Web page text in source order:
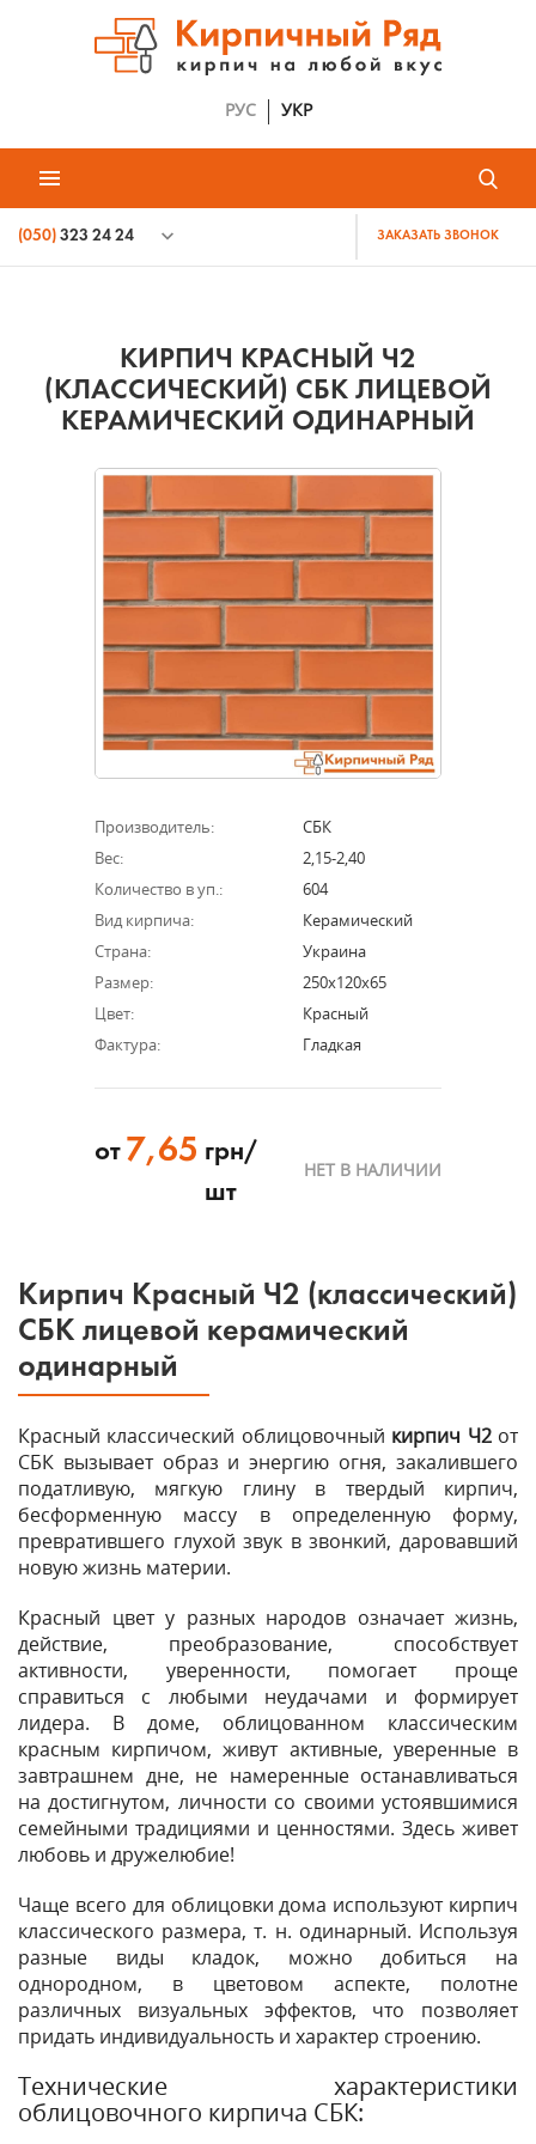
РУС УКР
(050) 323 24 24 ЗАКАЗАТЬ ЗВОНОК
КИРПИЧ КРАСНЫЙ Ч2
(КЛАССИЧЕСКИЙ) СБК ЛИЦЕВОЙ
КЕРАМИЧЕСКИЙ ОДИНАРНЫЙ
Производитель:
СБК
Вес:
2,15-2,40
Количество в уп.:
604
Вид кирпича:
Керамический
Страна:
Украина
Размер:
250х120х65
Цвет:
Красный
Фактура:
Гладкая
от 7,65 грн/
шт
НЕТ В НАЛИЧИИ
Кирпич Красный Ч2 (классический)
СБК лицевой керамический
одинарный
Красный классический облицовочный кирпич Ч2от
СБК вызывает образ и энергию огня, закалившего
податливую, мягкую глину в твердый кирпич,
бесформенную массу в определенную форму,
превратившего глухой звук в звонкий, даровавший
новую жизнь материи.
Красный цвет у разных народов означает жизнь,
действие, преобразование, способствует
активности, уверенности, помогает проще
справиться с любыми неудачами и формирует
лидера. В доме, облицованном классическим
красным кирпичом, живут активные, уверенные в
завтрашнем дне, не намеренные останавливаться
на достигнутом, личности со своими устоявшимися
семейными традициями и ценностями. Здесь живет
любовь и дружелюбие!
Чаще всего для облицовки дома используют кирпич
классического размера, т. н. одинарный. Используя
разные виды кладок, можно добиться на
однородном, в цветовом аспекте, полотне
различных визуальных эффектов, что позволяет
придать индивидуальность и характер строению.
Технические характеристики
облицовочного кирпича СБК: